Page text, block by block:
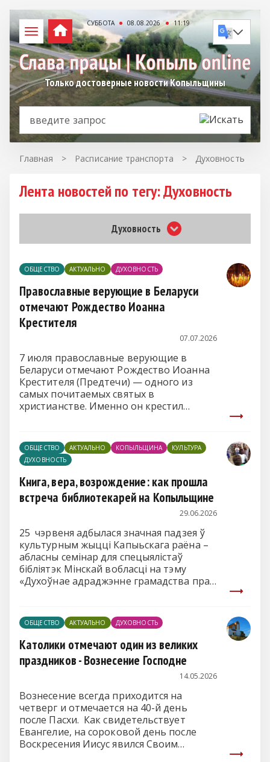
СУББОТА 08.08.2026 11:19
Только достоверные новости Копыльщины
Главная > Расписание транспорта > Духовность
Лента новостей по тегу: Духовность
Духовность
ОБЩЕСТВО АКТУАЛЬНО ДУХОВНОСТЬ
Православные верующие в Беларуси
отмечают Рождество Иоанна
Крестителя
07.07.2026
7 июля православные верующие в
Беларуси отмечают Рождество Иоанна
Крестителя (Предтечи) — одного из
самых почитаемых святых в
христианстве. Именно он крестил
Спасителя.
ОБЩЕСТВО АКТУАЛЬНО КОПЫЛЬЩИНА
КУЛЬТУРА
ДУХОВНОСТЬ
Книга, вера, возрождение: как прошла
встреча библиотекарей на Копыльщине
29.06.2026
25 чэрвеня адбылася значная падзея ў
культурным жыцці Капыьскага раёна –
абласны семінар для спецыялістаў
бібліятэк Мінскай вобласці на тэму
«Духоўнае адраджэнне грамадства праз
ОБЩЕСТВО АКТУАЛЬНО ДУХОВНОСТЬ
Католики отмечают один из великих
праздников - Вознесение Господне
14.05.2026
Вознесение всегда приходится на
четверг и отмечается на 40-й день
после Пасхи. Как свидетельствует
Евангелие, на сороковой день после
Воскресения Иисус явился Своим